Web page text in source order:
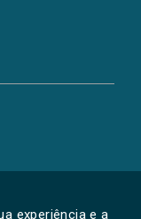
experiência e a